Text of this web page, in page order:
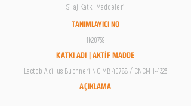
Silaj Katkı Maddeleri
TANIMLAYICI NO
1k20739
KATKI ADI | AKTİF MADDE
Lactob Acillus Buchneri NCIMB 40788 / CNCM I-4323
AÇIKLAMA